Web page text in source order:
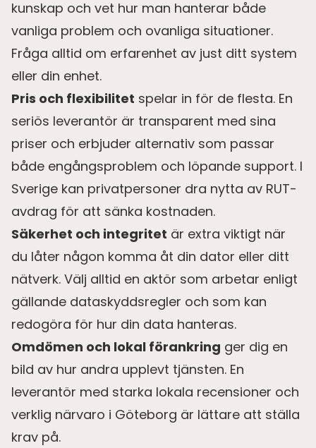
kunskap och vet hur man hanterar både
vanliga problem och ovanliga situationer.
Fråga alltid om erfarenhet av just ditt system
eller din enhet.
Pris och flexibilitet spelar in för de flesta. En
seriös leverantör är transparent med sina
priser och erbjuder alternativ som passar
både engångsproblem och löpande support. I
Sverige kan privatpersoner dra nytta av RUT-
avdrag för att sänka kostnaden.
Säkerhet och integritet är extra viktigt när
du låter någon komma åt din dator eller ditt
nätverk. Välj alltid en aktör som arbetar enligt
gällande dataskyddsregler och som kan
redogöra för hur din data hanteras.
Omdömen och lokal förankring ger dig en
bild av hur andra upplevt tjänsten. En
leverantör med starka lokala recensioner och
verklig närvaro i Göteborg är lättare att ställa
krav på.